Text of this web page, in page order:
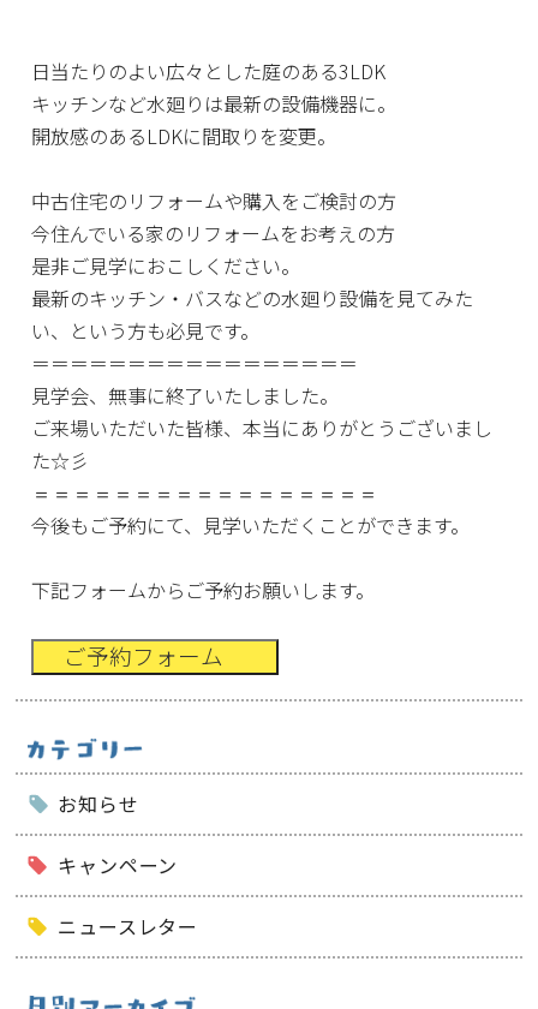
日当たりのよい広々とした庭のある3LDK
キッチンなど水廻りは最新の設備機器に。
開放感のあるLDKに間取りを変更。
中古住宅のリフォームや購入をご検討の方
今住んでいる家のリフォームをお考えの方
是非ご見学におこしください。
最新のキッチン・バスなどの水廻り設備を見てみた
い、という方も必見です。
＝＝＝＝＝＝＝＝＝＝＝＝＝＝＝＝＝
見学会、無事に終了いたしました。
ご来場いただいた皆様、本当にありがとうございまし
た☆彡
＝＝＝＝＝＝＝＝＝＝＝＝＝＝＝＝＝
今後もご予約にて、見学いただくことができます。
下記フォームからご予約お願いします。
ご予約フォーム
お知らせ
キャンペーン
ニュースレター